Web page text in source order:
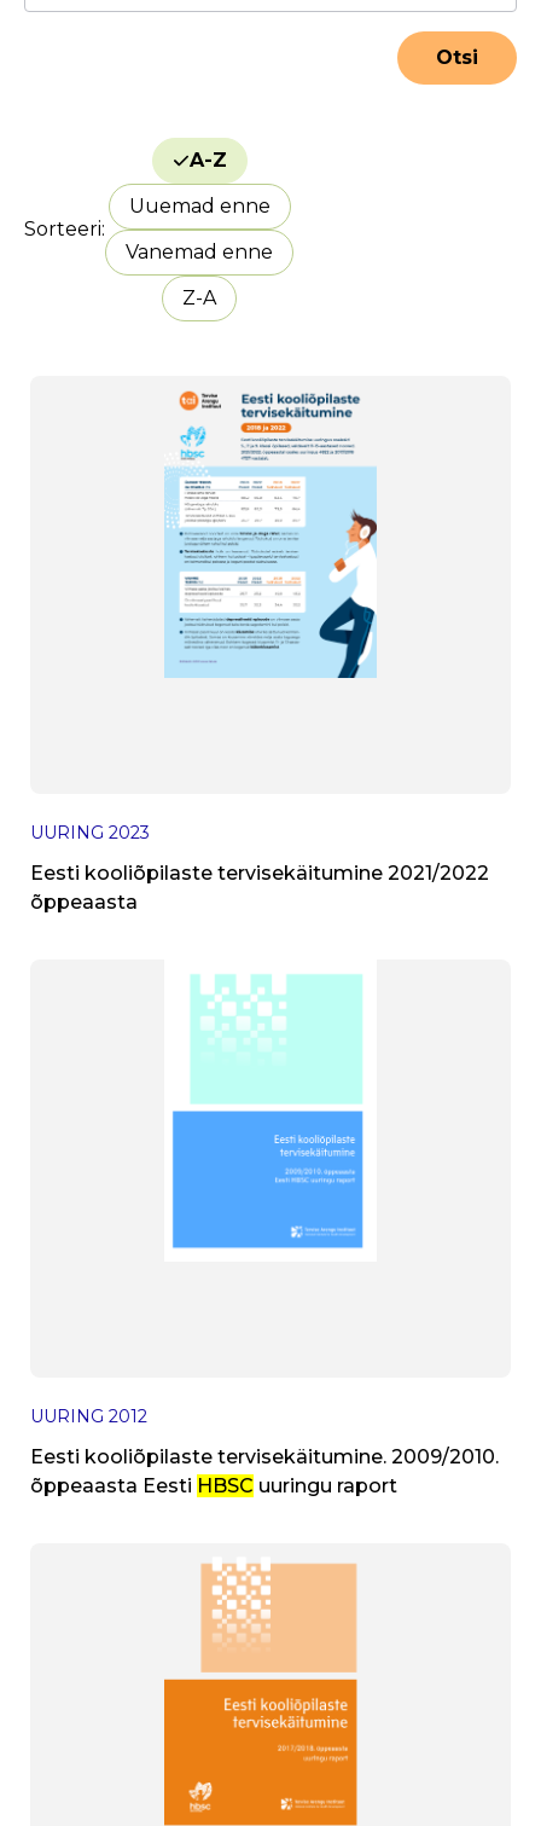
Sorteeri
Uuemad enne
Vanemad enne
A-Z
Z-A
UURING 2023
Eesti kooliõpilaste tervisekäitumine 2021/2022
õppeaasta
UURING 2012
Eesti kooliõpilaste tervisekäitumine. 2009/2010.
õppeaasta Eesti HBSC uuringu raport